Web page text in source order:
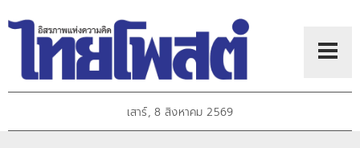
เสาร์, 8 สิงหาคม 2569